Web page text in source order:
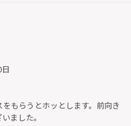
もらうとホッとします。前向き
ました。